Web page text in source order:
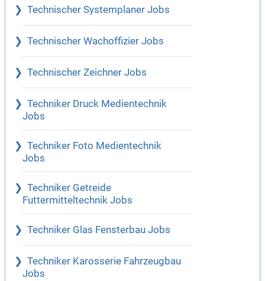
Technischer Systemplaner Jobs
Technischer Wachoffizier Jobs
Technischer Zeichner Jobs
Techniker Druck Medientechnik
Jobs
Techniker Foto Medientechnik
Jobs
Techniker Getreide
Futtermitteltechnik Jobs
Techniker Glas Fensterbau Jobs
Techniker Karosserie Fahrzeugbau
Jobs